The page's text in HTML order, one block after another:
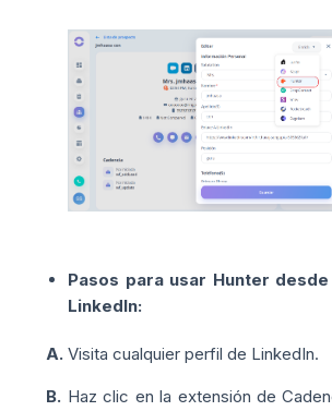
Pasos para usar Hunter
LinkedIn:
A. Visita cualquier perfil de LinkedIn.
B. Haz clic en la extensión de